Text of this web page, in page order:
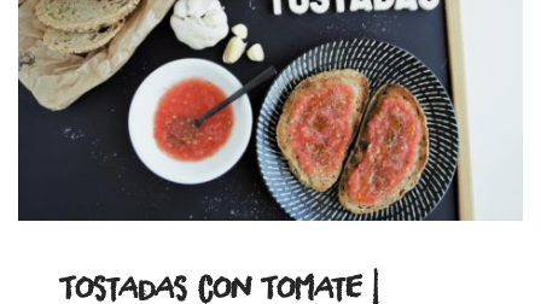
Tostadas con Tomate |